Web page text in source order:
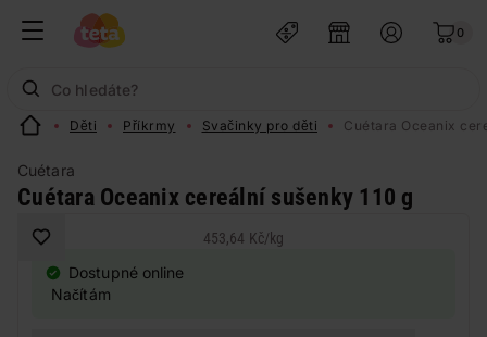
0
Děti Příkrmy Svačinky pro děti Cuétara Oceanix
Cuétara
Cuétara Oceanix cereální sušenky 110 g
453,64 Kč/kg
Dostupné online
Načítám